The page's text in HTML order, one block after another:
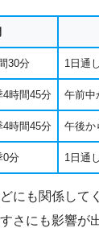
30分 1日通
4時間45分 午前中
4時間45分 午後か
0分 1日通
にも関係して
さにも影響が